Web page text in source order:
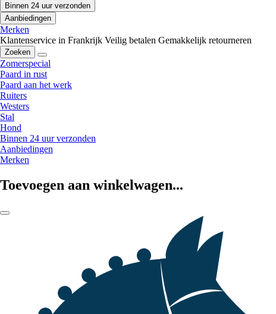
Binnen 24 uur verzonden
Aanbiedingen
Merken
Klantenservice in Frankrijk Veilig betalen Gemakkelijk retourneren
Zoeken
Zomerspecial
Paard in rust
Paard aan het werk
Ruiters
Westers
Stal
Hond
Binnen 24 uur verzonden
Aanbiedingen
Merken
Toevoegen aan winkelwagen...